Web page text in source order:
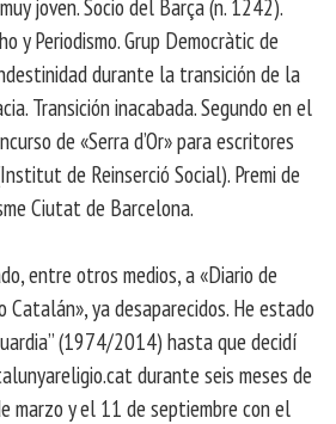
joven. Socio del Barça (n. 1242).
y Periodismo. Grup Democràtic de
durante la transición de la
Transición inacabada. Segundo en el
de «Serra d’Or» para escritores
de Reinserció Social). Premi de
Ciutat de Barcelona.
entre otros medios, a «Diario de
Catalán», ya desaparecidos. He estado
(1974/2014) hasta que decidí
durante seis meses de
marzo y el 11 de septiembre con el